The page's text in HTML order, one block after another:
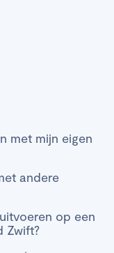
met mijn eigen
andere
op een
Zwift?